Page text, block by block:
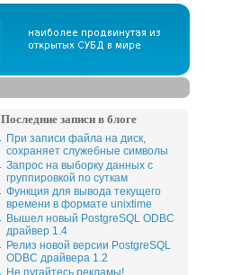
Последние записи в блоге
При записи файла на диск,
сохраняет служебные символы
Запрос на выборку данных с
группировкой по суткам
Функция для вывода текущего
времени в формате unixtime
Вышел новый PostgreSQL ODBC
драйвер 1.4
Релиз новой версии PostgreSQL
ODBC драйвера 1.2
Не пугайтесь рекламы!